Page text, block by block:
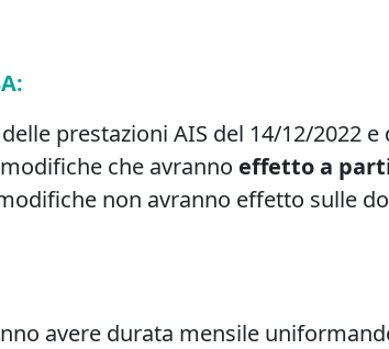
prestazioni AIS del 14/12/2022 e
che avranno effetto a
non avranno effetto sulle
avere durata mensile